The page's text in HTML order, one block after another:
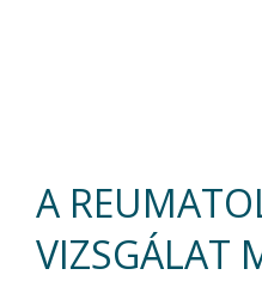
A
VIZSGÁLAT